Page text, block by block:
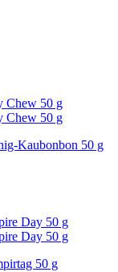
Kaubonbon 50 g
50 g